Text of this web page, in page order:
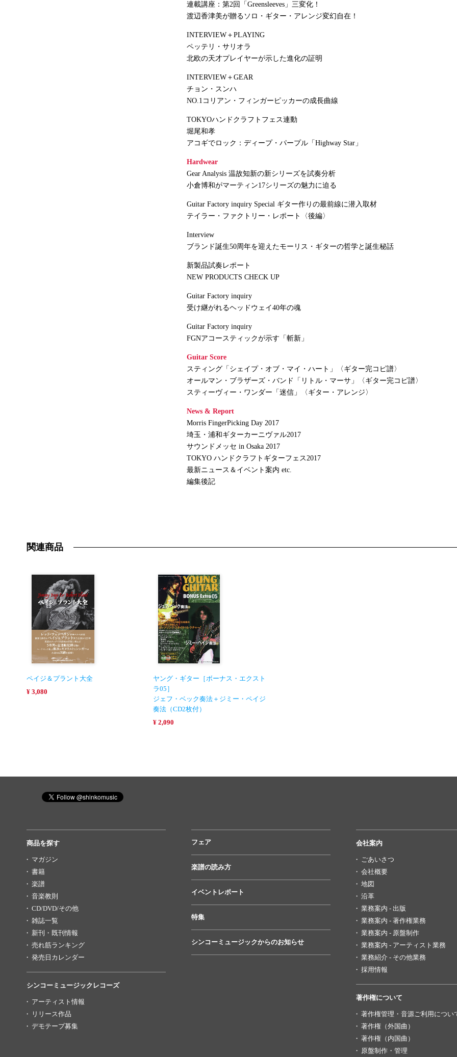
連載講座：第2回「Greensleeves」三変化！
渡辺香津美が贈るソロ・ギター・アレンジ変幻自在！
INTERVIEW＋PLAYING
ペッテリ・サリオラ
北欧の天才プレイヤーが示した進化の証明
INTERVIEW＋GEAR
チョン・スンハ
NO.1コリアン・フィンガーピッカーの成長曲線
TOKYOハンドクラフトフェス連動
堀尾和孝
アコギでロック：ディープ・パープル「Highway Star」
Hardwear
Gear Analysis 温故知新の新シリーズを試奏分析
小倉博和がマーティン17シリーズの魅力に迫る
Guitar Factory inquiry Special ギター作りの最前線に潜入取材
テイラー・ファクトリー・レポート〈後編〉
Interview
ブランド誕生50周年を迎えたモーリス・ギターの哲学と誕生秘話
新製品試奏レポート
NEW PRODUCTS CHECK UP
Guitar Factory inquiry
受け継がれるヘッドウェイ40年の魂
Guitar Factory inquiry
FGNアコースティックが示す「斬新」
Guitar Score
スティング「シェイプ・オブ・マイ・ハート」〈ギター完コピ譜〉
オールマン・ブラザーズ・バンド「リトル・マーサ」〈ギター完コピ譜〉
スティーヴィー・ワンダー「迷信」〈ギター・アレンジ〉
News & Report
Morris FingerPicking Day 2017
埼玉・浦和ギターカーニヴァル2017
サウンドメッセ in Osaka 2017
TOKYO ハンドクラフトギターフェス2017
最新ニュース＆イベント案内 etc.
編集後記
関連商品
ペイジ＆プラント大全
¥ 3,080
ヤング・ギター［ボーナス・エクスト
ラ05］
ジェフ・ベック奏法＋ジミー・ペイジ
奏法（CD2枚付）
¥ 2,090
商品を探す
マガジン
書籍
楽譜
音楽教則
CD/DVD/その他
雑誌一覧
新刊・既刊情報
売れ筋ランキング
発売日カレンダー
シンコーミュージックレコーズ
アーティスト情報
リリース作品
デモテープ募集
フェア
楽譜の読み方
イベントレポート
特集
シンコーミュージックからのお知らせ
会社案内
ごあいさつ
会社概要
地図
沿革
業務案内 - 出版
業務案内 - 著作権業務
業務案内 - 原盤制作
業務案内 - アーティスト業務
業務紹介 - その他業務
採用情報
著作権について
著作権管理・音源ご利用につい
著作権（外国曲）
著作権（内国曲）
原盤制作・管理